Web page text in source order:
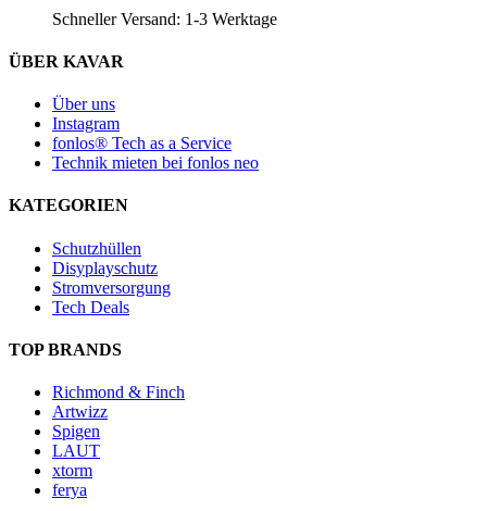
Schneller Versand: 1-3 Werktage
ÜBER KAVAR
Über uns
Instagram
fonlos® Tech as a Service
Technik mieten bei fonlos neo
KATEGORIEN
Schutzhüllen
Disyplayschutz
Stromversorgung
Tech Deals
TOP BRANDS
Richmond & Finch
Artwizz
Spigen
LAUT
xtorm
ferya